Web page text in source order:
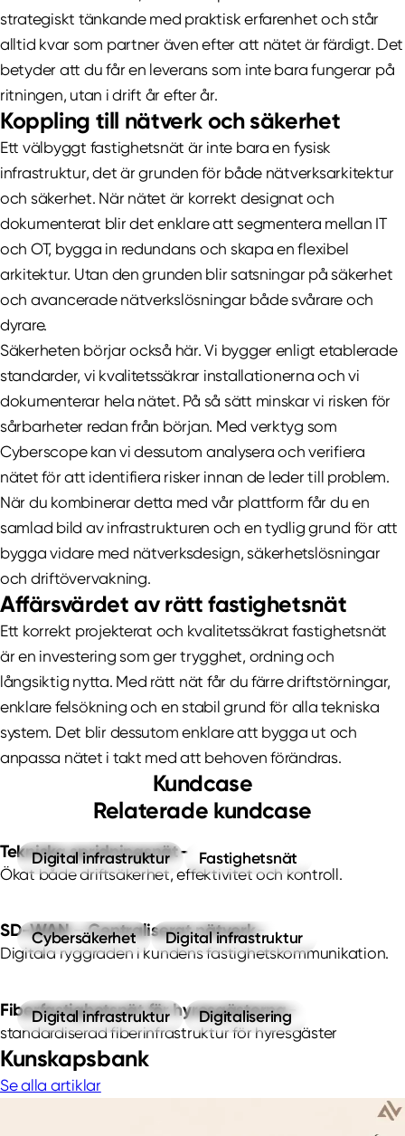
strategiskt tänkande med praktisk erfarenhet och står
alltid kvar som partner även efter att nätet är färdigt. Det
betyder att du får en leverans som inte bara fungerar på
ritningen, utan i drift år efter år.
Koppling till nätverk och säkerhet
Ett välbyggt fastighetsnät är inte bara en fysisk
infrastruktur, det är grunden för både nätverksarkitektur
och säkerhet. När nätet är korrekt designat och
dokumenterat blir det enklare att segmentera mellan IT
och OT, bygga in redundans och skapa en flexibel
arkitektur. Utan den grunden blir satsningar på säkerhet
och avancerade nätverkslösningar både svårare och
dyrare.
Säkerheten börjar också här. Vi bygger enligt etablerade
standarder, vi kvalitetssäkrar installationerna och vi
dokumenterar hela nätet. På så sätt minskar vi risken för
sårbarheter redan från början. Med verktyg som
Cyberscope kan vi dessutom analysera och verifiera
nätet för att identifiera risker innan de leder till problem.
När du kombinerar detta med vår plattform får du en
samlad bild av infrastrukturen och en tydlig grund för att
bygga vidare med nätverksdesign, säkerhetslösningar
och driftövervakning.
Affärsvärdet av rätt fastighetsnät
Ett korrekt projekterat och kvalitetssäkrat fastighetsnät
är en investering som ger trygghet, ordning och
långsiktig nytta. Med rätt nät får du färre driftstörningar,
enklare felsökning och en stabil grund för alla tekniska
system. Det blir dessutom enklare att bygga ut och
anpassa nätet i takt med att behoven förändras.
Kundcase
Relaterade kundcase
Digital infrastruktur Fastighetsnät
Tekniska spridningsnät
Ökat både driftsäkerhet, effektivitet och kontroll.
Cybersäkerhet Digital infrastruktur
SD-WAN – Centraliserat nätverk
Digitala ryggraden i kundens fastighetskommunikation.
Digital infrastruktur Digitalisering
Fiberfastighetsnät för hyresgästerna
standardiserad fiberinfrastruktur för hyresgäster
Kunskapsbank
Se alla artiklar